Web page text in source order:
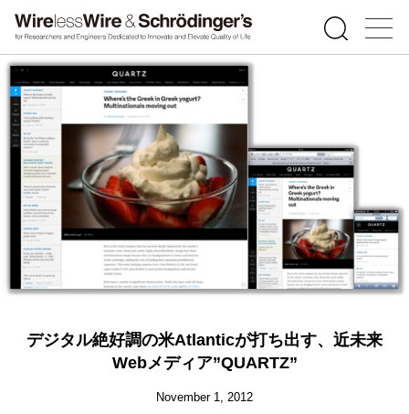
デジタル絶好調の米Atlanticが打ち出す、近未来
Webメディア”QUARTZ”
November 1, 2012